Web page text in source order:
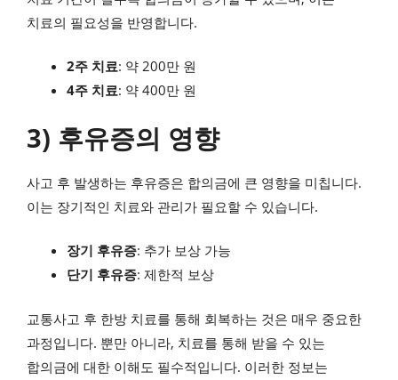
치료의 필요성을 반영합니다.
2주 치료: 약 200만 원
4주 치료: 약 400만 원
3) 후유증의 영향
사고 후 발생하는 후유증은 합의금에 큰 영향을 미칩니다.
이는 장기적인 치료와 관리가 필요할 수 있습니다.
장기 후유증: 추가 보상 가능
단기 후유증: 제한적 보상
교통사고 후 한방 치료를 통해 회복하는 것은 매우 중요한
과정입니다. 뿐만 아니라, 치료를 통해 받을 수 있는
합의금에 대한 이해도 필수적입니다. 이러한 정보는